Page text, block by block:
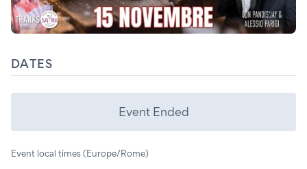
DATES
Event Ended
Event local times (Europe/Rome)